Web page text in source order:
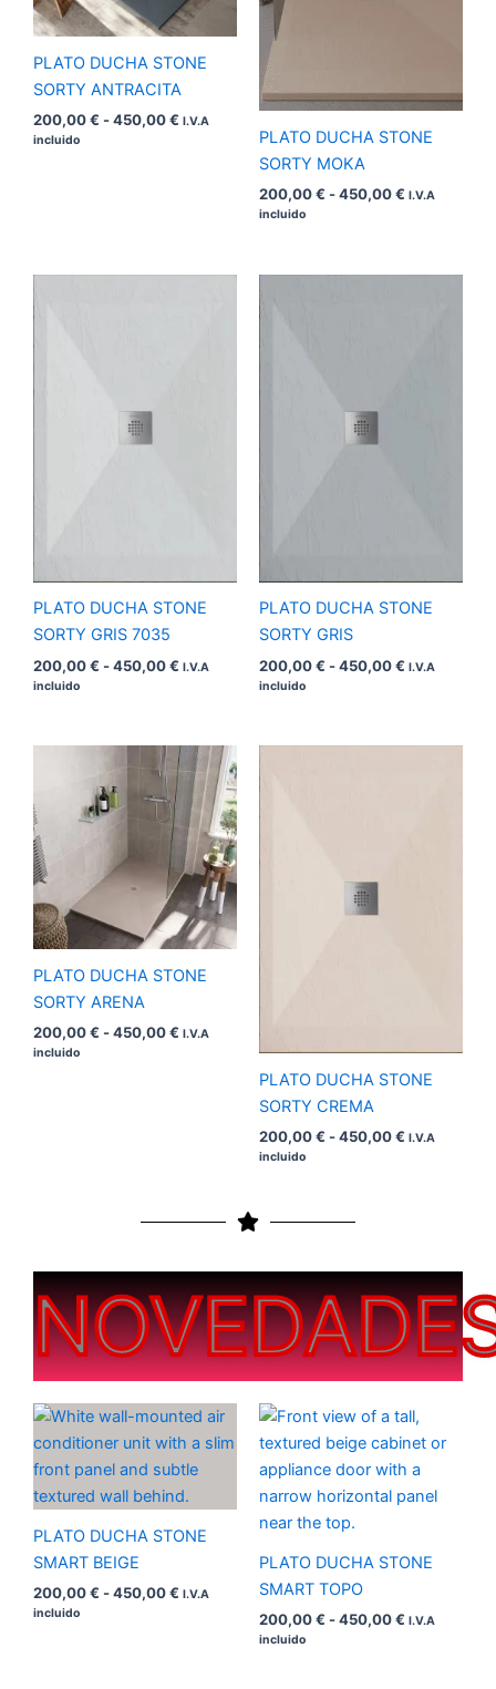
PLATO DUCHA STONE
SORTY ANTRACITA
200,00€ -450,00€ I.V.A
incluido
PLATO DUCHA STONE
SORTY MOKA
200,00€ -450,00€ I.V.A
incluido
PLATO DUCHA STONE
SORTY GRIS 7035
200,00€ -450,00€ I.V.A
incluido
PLATO DUCHA STONE
SORTY GRIS
200,00€ -450,00€ I.V.A
incluido
PLATO DUCHA STONE
SORTY ARENA
200,00€ -450,00€
Rango
de
precios:
desde
200,00 €
hasta
450,00 €
I.V.A
incluido
PLATO DUCHA STONE
SORTY CREMA
200,00€ -450,00€ I.V.A
incluido
PLATO DUCHA STONE
SMART BEIGE
200,00€ -450,00€
Rango
precios:
desde
200,00 €
hasta
I.V.A
incluido
PLATO DUCHA STONE
SMART TOPO
200,00€ -450,00€
Rango
de
precios:
desde
200,00 €
hasta
I.V.A
incluido